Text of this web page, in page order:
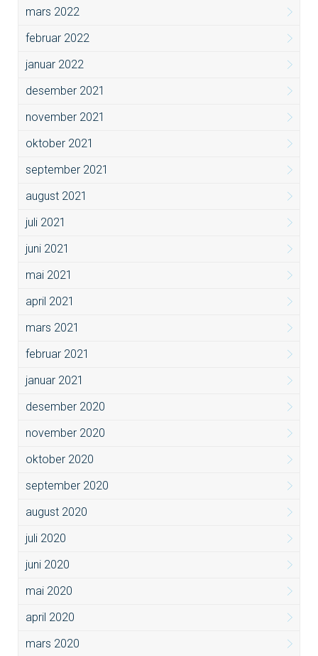
mars 2022
februar 2022
januar 2022
desember 2021
november 2021
oktober 2021
september 2021
august 2021
juli 2021
juni 2021
mai 2021
april 2021
mars 2021
februar 2021
januar 2021
desember 2020
november 2020
oktober 2020
september 2020
august 2020
juli 2020
juni 2020
mai 2020
april 2020
mars 2020